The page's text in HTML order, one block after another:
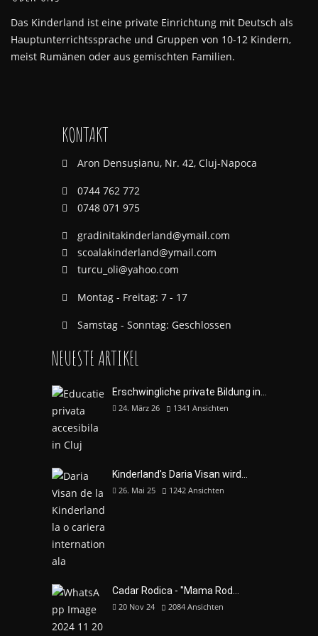
Das Kinderland ist eine private Einrichtung mit Deutsch als
Hauptunterrichtssprache und Gruppen von 10-12 Kindern,
meist Rumänen oder aus gemischten Familien.
KONTAKT
Aron Densușianu, Nr. 42, Cluj-Napoca
0744 762 772
0748 071 975
gradinitakinderland@ymail.com
scoalakinderland@ymail.com
turcu_oli@yahoo.com
Montag - Freitag: 7 - 17
Samstag - Sonntag: Geschlossen
NEUESTE ARTIKEL
Erschwingliche private Bildung in...
24. März 26 1341 Ansichten
Kinderland's Daria Visan wird...
26. Mai 25 1242 Ansichten
Cadar Rodica - "Mama Rod...
20 Nov 24 2084 Ansichten